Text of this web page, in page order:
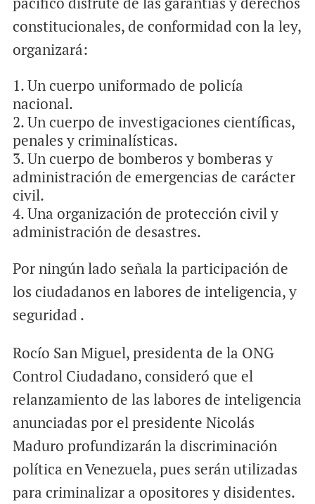
constitucionales, de conformidad con la ley,
organizará:
Un cuerpo uniformado de policía
nacional.
Un cuerpo de investigaciones científicas,
penales y criminalísticas.
Un cuerpo de bomberos y bomberas y
administración de emergencias de carácter
civil.
Una organización de protección civil y
administración de desastres.
Por ningún lado señala la participación de
los ciudadanos en labores de inteligencia, y
seguridad .
Rocío San Miguel, presidenta de la ONG
Control Ciudadano, consideró que el
relanzamiento de las labores de inteligencia
anunciadas por el presidente Nicolás
Maduro profundizarán la discriminación
política en Venezuela, pues serán utilizadas
para criminalizar a opositores y disidentes.